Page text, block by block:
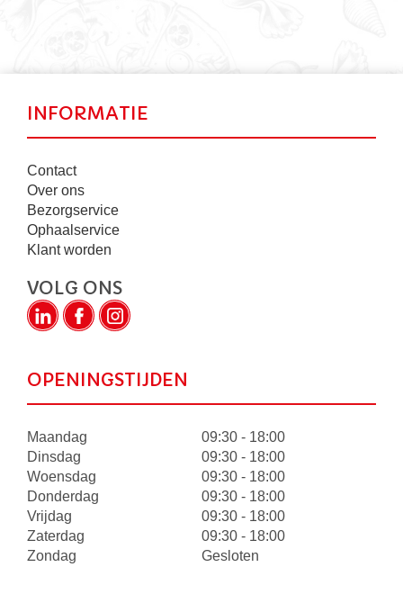
INFORMATIE
Contact
Over ons
Bezorgservice
Ophaalservice
Klant worden
VOLG ONS
OPENINGSTIJDEN
Maandag
Dinsdag
Woensdag
Donderdag
Vrijdag
Zaterdag
Zondag
09:30 - 18:00
09:30 - 18:00
09:30 - 18:00
09:30 - 18:00
09:30 - 18:00
09:30 - 18:00
Gesloten